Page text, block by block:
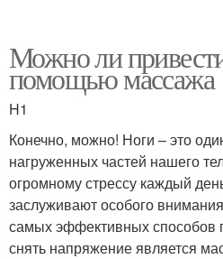
Можно ли
помощью массажа
H1
Конечно, можно! Ноги – это
нагруженных частей нашего
огромному стрессу каждый
заслуживают особого
самых эффективных способов
снять напряжение является